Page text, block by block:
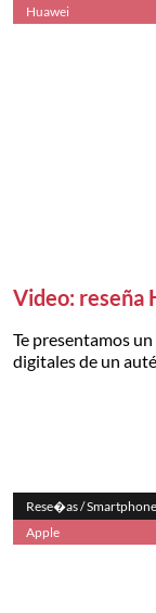
Huawei
Video: reseña
Te presentamos
digitales de un
Rese�as /
Apple